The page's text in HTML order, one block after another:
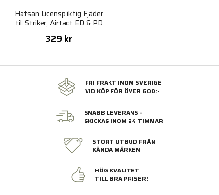
Hatsan Licenspliktig Fjäder
till Striker, Airtact ED & PD
329 kr
FRI FRAKT INOM SVERIGE
VID KÖP FÖR ÖVER 600:-
SNABB LEVERANS -
SKICKAS INOM 24 TIMMAR
STORT UTBUD FRÅN
KÄNDA MÄRKEN
HÖG KVALITET
TILL BRA PRISER!